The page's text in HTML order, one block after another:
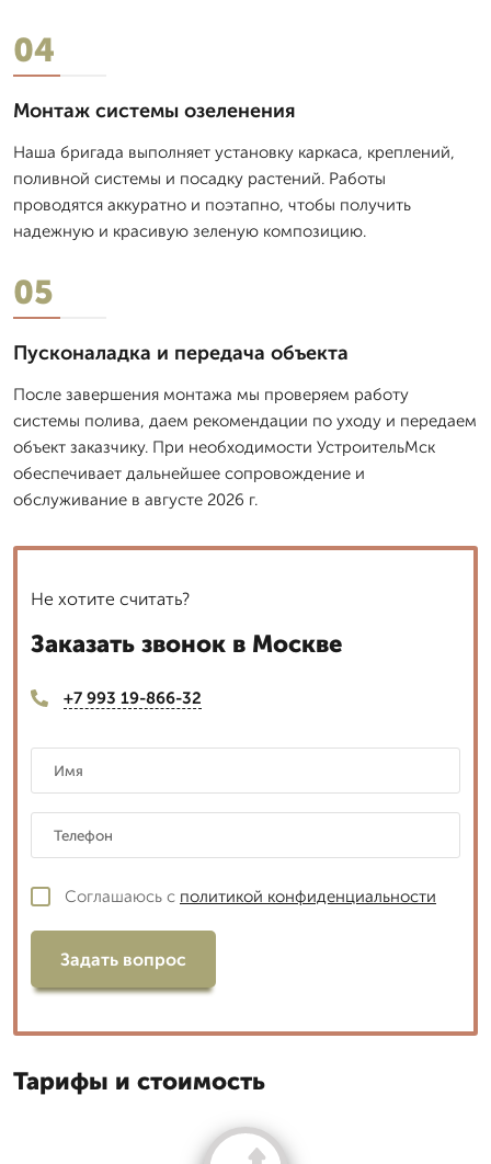
04
Монтаж системы озеленения
Наша бригада выполняет установку каркаса, креплений,
поливной системы и посадку растений. Работы
проводятся аккуратно и поэтапно, чтобы получить
надежную и красивую зеленую композицию.
05
Пусконаладка и передача объекта
После завершения монтажа мы проверяем работу
системы полива, даем рекомендации по уходу и передаем
объект заказчику. При необходимости УстроительМск
обеспечивает дальнейшее сопровождение и
обслуживание в августе 2026 г.
Не хотите считать?
Заказать звонок в Москве
+7 993 19-866-32
Соглашаюсь с политикой конфиденциальности
Задать вопрос
Тарифы и стоимость